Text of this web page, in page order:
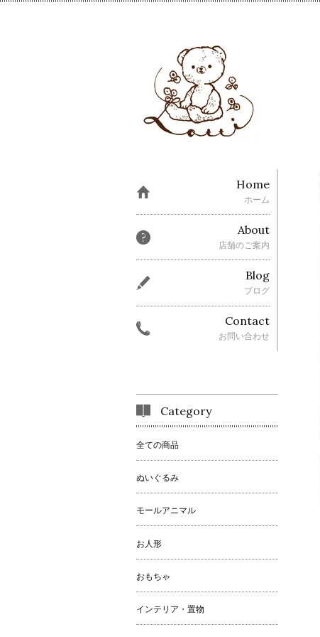
Home
ホーム
About
店舗のご案内
Blog
ブログ
Contact
お問い合わせ
Category
全ての商品
ぬいぐるみ
モールアニマル
お人形
おもちゃ
インテリア・置物